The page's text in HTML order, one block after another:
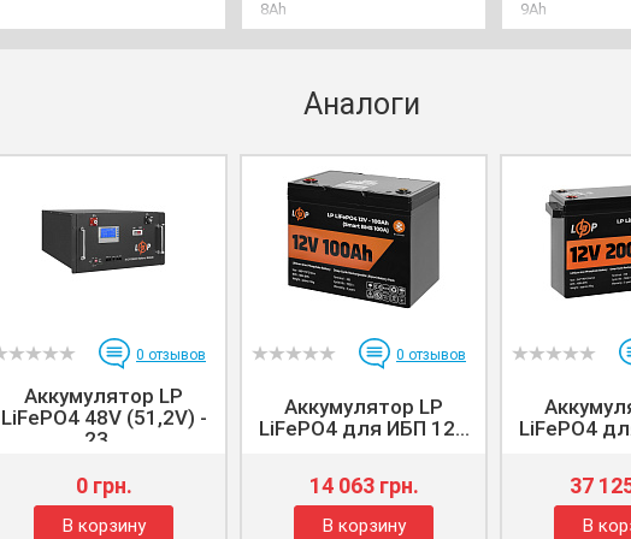
8Ah
9Ah
Аналоги
0 отзывов
Аккумулятор LP
LiFePO4 48V (51,2V) -
23...
0 грн.
В корзину
0 отзывов
Аккумулятор LP
LiFePO4 для ИБП 12...
14 063 грн.
В корзину
LiFePO4
37
В